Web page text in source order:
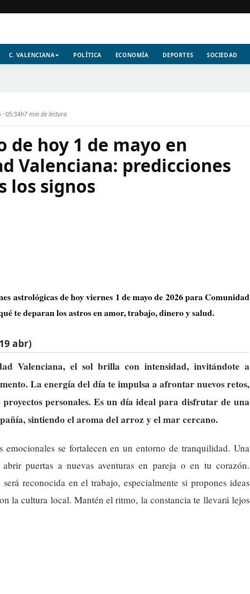
C. VALENCIANA POLÍTICA ECONOMÍA DEPORTES SOCIEDAD
05:34h7 min de lectura
de hoy 1 de mayo en
Valenciana: predicciones
los signos
astrológicas de hoy viernes 1 de mayo de 2026 para Comunidad
te deparan los astros en amor, trabajo, dinero y salud.
abr)
Valenciana, el sol brilla con intensidad, invitándote a
La energía del día te impulsa a afrontar nuevos retos,
proyectos personales. Es un día ideal para disfrutar de una
sintiendo el aroma del arroz y el mar cercano.
emocionales se fortalecen en un entorno de tranquilidad. Una
puertas a nuevas aventuras en pareja o en tu corazón.
reconocida en el trabajo, especialmente si propones ideas
la cultura local. Mantén el ritmo, la constancia te llevará lejos